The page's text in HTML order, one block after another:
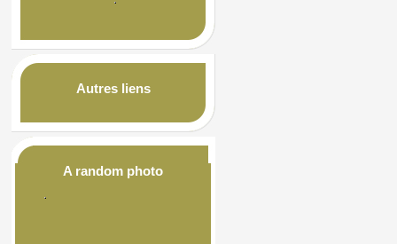
Autres liens
A random photo